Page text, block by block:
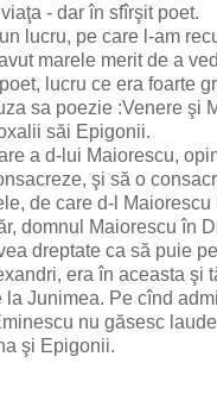
- dar în sfîrşit poet.
lucru, pe care l-am
marele merit de a
lucru ce era foarte
sa poezie :Venere şi
săi Epigonii.
a d-lui Maiorescu,
şi să o
de care d-l Maiorescu
domnul Maiorescu în
dreptate ca să puie
era în aceasta şi
la Junimea. Pe cînd
nu găsesc
şi Epigonii.